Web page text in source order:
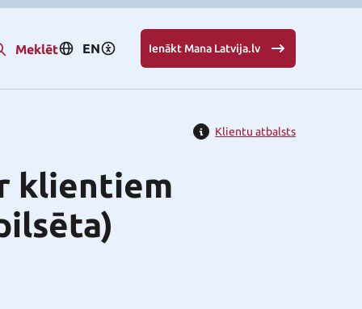
Meklēt EN Ienākt Mana Latvija.lv
Klientu atbalsts
klientiem